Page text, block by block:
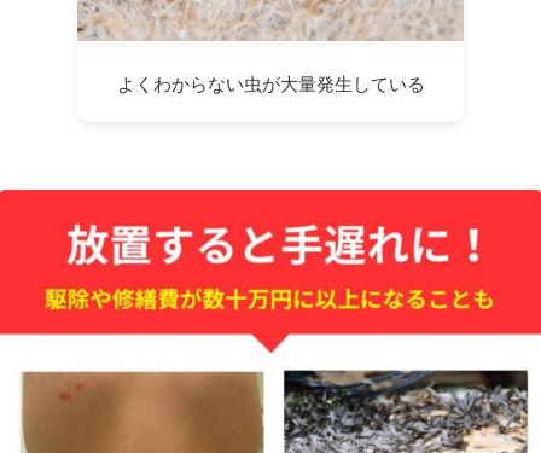
よくわからない虫が大量発生している